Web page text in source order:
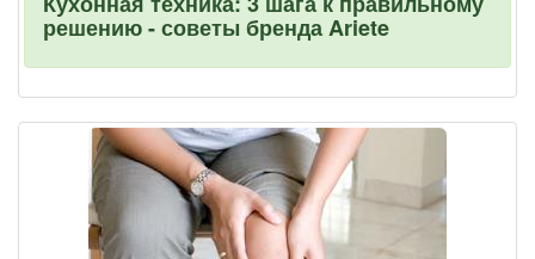
решению - советы бренда Ariete